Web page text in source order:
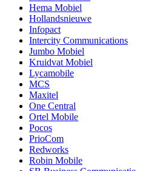
Hema Mobiel
Hollandsnieuwe
Infopact
Intercity Communications
Jumbo Mobiel
Kruidvat Mobiel
Lycamobile
MCS
Maxitel
One Central
Ortel Mobile
Pocos
PrioCom
Redworks
Robin Mobile